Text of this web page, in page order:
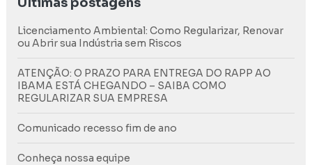
Licenciamento Ambiental: Como Regularizar, Renovar
ou Abrir sua Indústria sem Riscos
ATENÇÃO: O PRAZO PARA ENTREGA DO RAPP AO
IBAMA ESTÁ CHEGANDO – SAIBA COMO
REGULARIZAR SUA EMPRESA
Comunicado recesso fim de ano
Conheça nossa equipe